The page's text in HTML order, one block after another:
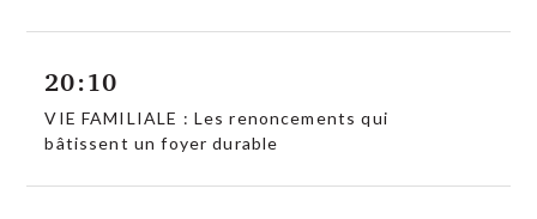
20:10
VIE FAMILIALE : Les renoncements qui
bâtissent un foyer durable